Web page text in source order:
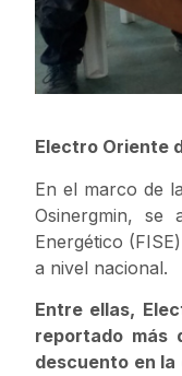
Electro Oriente
En el marco de
Osinergmin, se
Energético
a nivel nacional.
Entre ellas,
reportado más
descuento en la